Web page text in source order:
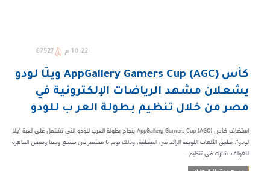
10:22 م 87527
كأس AppGallery Gamers Cup (AGC) ويلّا لودو
يشعلان مشهد الرياضات الإلكترونية في
مصر من خلال تنظيم بطولة العر ب للودو
استضاف كأس AppGallery Gamers Cup (AGC) بنجاح بطولة العرب للودو التي تشتمل على لعبة "يلا
لودو"، تطبيق الألعاب اللوحية الرائد في المنطقة، وذلك يوم 6 سبتمبر في منتجع وسبا ويستن القاهرة
للغولف. شارك في تنظيم ...